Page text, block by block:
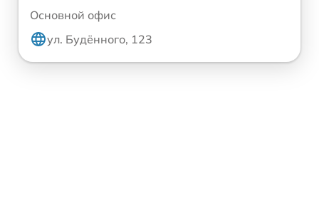
Основной офис
ул. Будённого, 123